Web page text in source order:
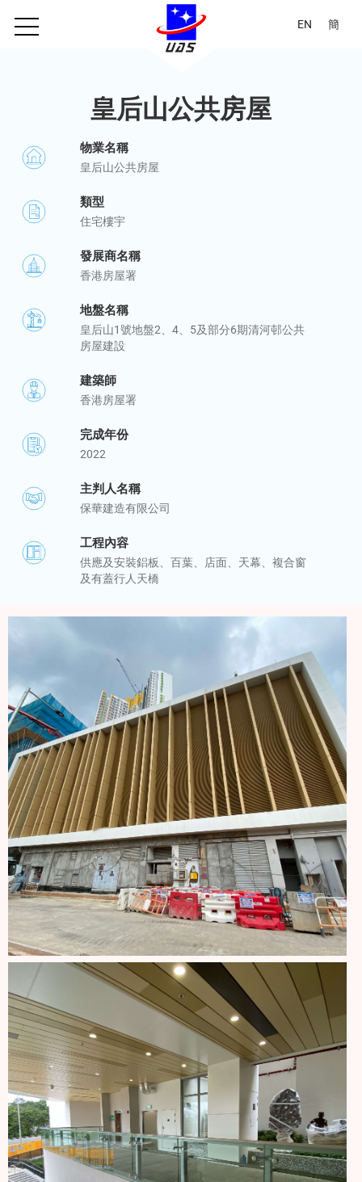
EN 簡
皇后山公共房屋
物業名稱
皇后山公共房屋
類型
住宅樓宇
發展商名稱
香港房屋署
地盤名稱
皇后山1號地盤2、4、5及部分6期清河邨公共
房屋建設
建築師
香港房屋署
完成年份
2022
主判人名稱
保華建造有限公司
工程內容
供應及安裝鋁板、百葉、店面、天幕、複合窗
及有蓋行人天橋